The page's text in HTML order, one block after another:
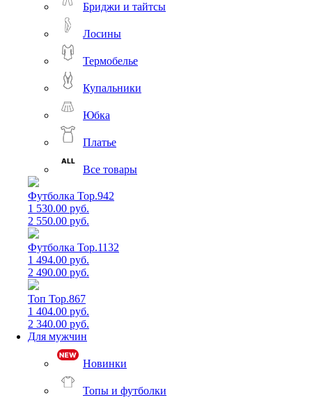
Бриджи и тайтсы
Лосины
Термобелье
Купальники
Юбка
Платье
Все товары
Футболка Top.942
1 530.00 руб.
2 550.00 руб.
Футболка Top.1132
1 494.00 руб.
2 490.00 руб.
Топ Top.867
1 404.00 руб.
2 340.00 руб.
Для мужчин
Новинки
Топы и футболки